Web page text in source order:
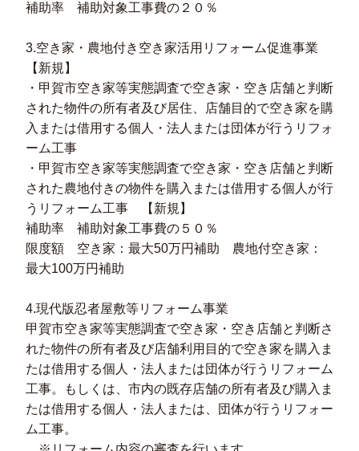
補助率 補助対象工事費の２０％
3.空き家・農地付き空き家活用リフォーム促進事業
【新規】
・甲賀市空き家等実態調査で空き家・空き店舗と判断
された物件の所有者及び居住、店舗目的で空き家を購
入または借用する個人・法人または団体が行うリフォ
ーム工事
・甲賀市空き家等実態調査で空き家・空き店舗と判断
された農地付きの物件を購入または借用する個人が行
うリフォーム工事 【新規】
補助率 補助対象工事費の５０％
限度額 空き家：最大50万円補助 農地付空き家：
最大100万円補助
4.現代版忍者屋敷等リフォーム事業
甲賀市空き家等実態調査で空き家・空き店舗と判断さ
れた物件の所有者及び店舗利用目的で空き家を購入ま
たは借用する個人・法人または団体が行うリフォーム
工事。もしくは、市内の既存店舗の所有者及び購入ま
たは借用する個人・法人または、団体が行うリフォー
ム工事。